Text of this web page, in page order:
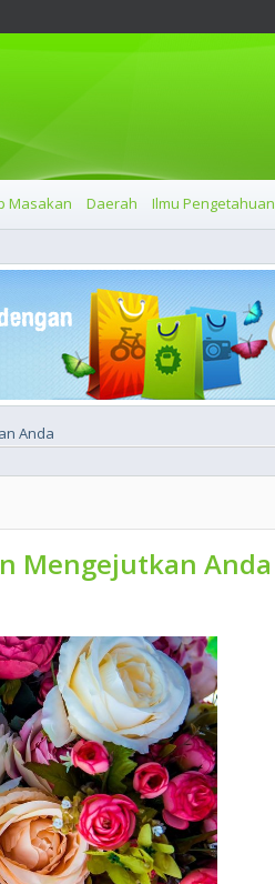
Masakan Daerah Ilmu Pengetahuan
Anda
Mengejutkan Anda